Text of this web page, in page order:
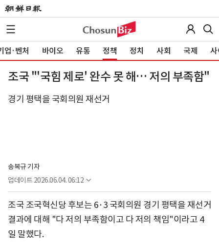
업·벤처 바이오 유통 정책 정치 사회 국제 사
조국 "'국힘 제로' 완수 못 해… 저의 부족함"
경기 평택을 국회의원 재선거
송복규 기자
업데이트 2026.06.04. 06:12
조국 조국혁신당 후보는 6·3 국회의원 경기 평택을 재선거
결과에 대해 "다 저의 부족함이고 다 저의 책임"이라고 4
일 말했다.